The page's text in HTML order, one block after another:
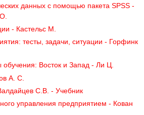
данных с помощью пакета SPSS -
- Кастельс М.
тесты, задачи, ситуации - Горфинк
обучения: Восток и Запад - Ли Ц.
А. С.
С.В. - Учебник
управления предприятием - Кован